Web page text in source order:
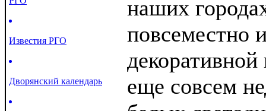
Известия РГО
Дворянский календарь
наших
повсеместно
еще совсем